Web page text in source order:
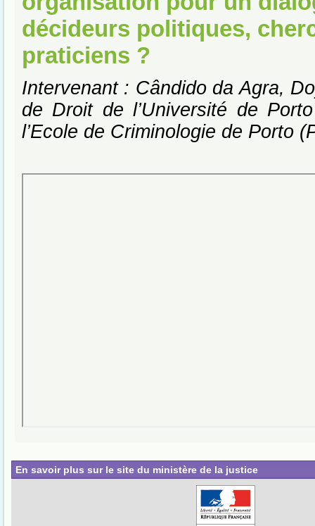
décideurs politiques,
praticiens ?
Intervenant : Cândido da Agra,
de Droit de l’Université de
l’Ecole de Criminologie de Porto
En savoir plus sur le site du ministère de la justice